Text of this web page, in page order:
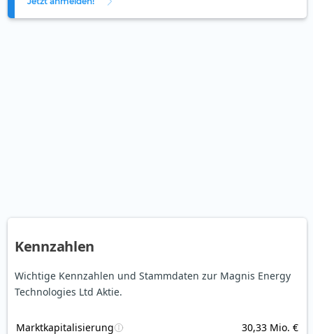
Kennzahlen
Wichtige Kennzahlen und Stammdaten zur Magnis Energy
Technologies Ltd Aktie.
Marktkapitalisierung 30,33 Mio. €